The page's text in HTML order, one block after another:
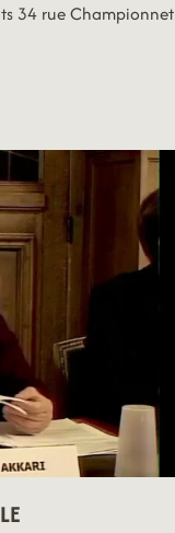
34 rue Championnet